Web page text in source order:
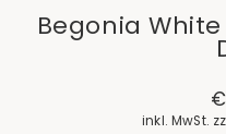
Begonia
inkl. MwSt.